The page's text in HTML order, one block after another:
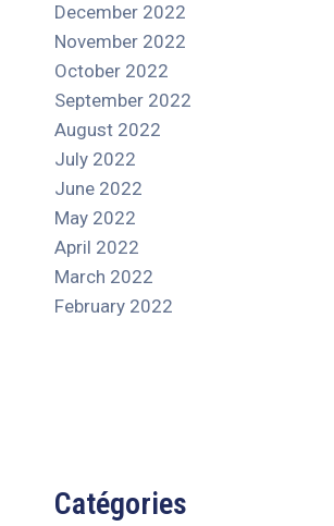
December 2022
November 2022
October 2022
September 2022
August 2022
July 2022
June 2022
May 2022
April 2022
March 2022
February 2022
Catégories